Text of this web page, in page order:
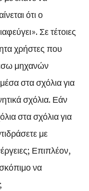
ότι ο
Σε τέτοιες
χρήστες που
μηχανών
στα σχόλια για
σχόλια. Εάν
στα σχόλια για
με
Επιπλέον,
να